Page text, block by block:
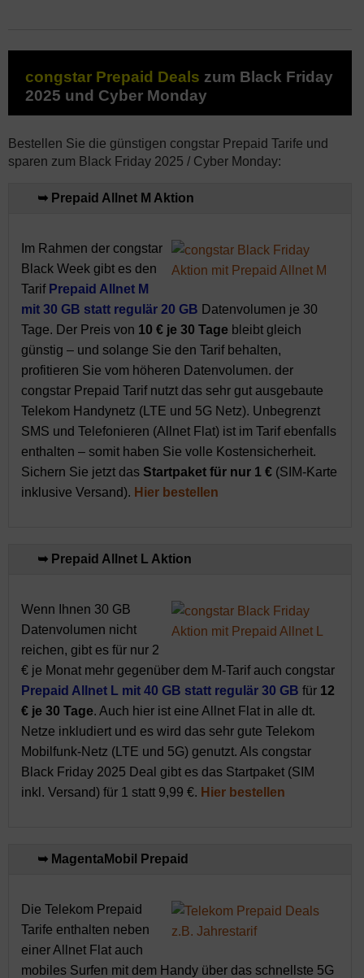
congstar Prepaid Deals zum Black Friday
2025 und Cyber Monday
Bestellen Sie die günstigen congstar Prepaid Tarife und
sparen zum Black Friday 2025 / Cyber Monday:
➥ Prepaid Allnet M Aktion
Im Rahmen der congstar
Black Week gibt es den
Tarif Prepaid Allnet M
mit 30 GB statt regulär 20 GB Datenvolumen je 30
Tage. Der Preis von 10 € je 30 Tage bleibt gleich
günstig – und solange Sie den Tarif behalten,
profitieren Sie vom höheren Datenvolumen. der
congstar Prepaid Tarif nutzt das sehr gut ausgebaute
Telekom Handynetz (LTE und 5G Netz). Unbegrenzt
SMS und Telefonieren (Allnet Flat) ist im Tarif ebenfalls
enthalten – somit haben Sie volle Kostensicherheit.
Sichern Sie jetzt das Startpaket für nur 1 € (SIM-Karte
inklusive Versand). Hier bestellen
➥ Prepaid Allnet L Aktion
Wenn Ihnen 30 GB
Datenvolumen nicht
reichen, gibt es für nur 2
€ je Monat mehr gegenüber dem M-Tarif auch congstar
Prepaid Allnet L mit 40 GB statt regulär 30 GB für 12
€ je 30 Tage. Auch hier ist eine Allnet Flat in alle dt.
Netze inkludiert und es wird das sehr gute Telekom
Mobilfunk-Netz (LTE und 5G) genutzt. Als congstar
Black Friday 2025 Deal gibt es das Startpaket (SIM
inkl. Versand) für 1 statt 9,99 €. Hier bestellen
➥ MagentaMobil Prepaid
Die Telekom Prepaid
Tarife enthalten neben
einer Allnet Flat auch
mobiles Surfen mit dem Handy über das schnellste 5G